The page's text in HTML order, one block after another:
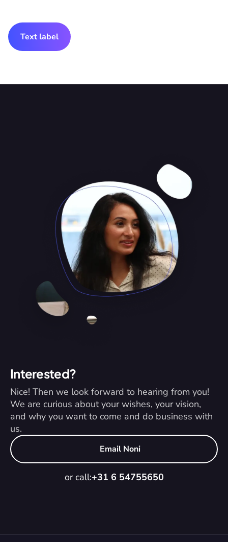
Text label
Interested?
Nice! Then we look forward to hearing from you!
We are curious about your wishes, your vision,
and why you want to come and do business with
us.
Email Noni
or call:+31 6 54755650